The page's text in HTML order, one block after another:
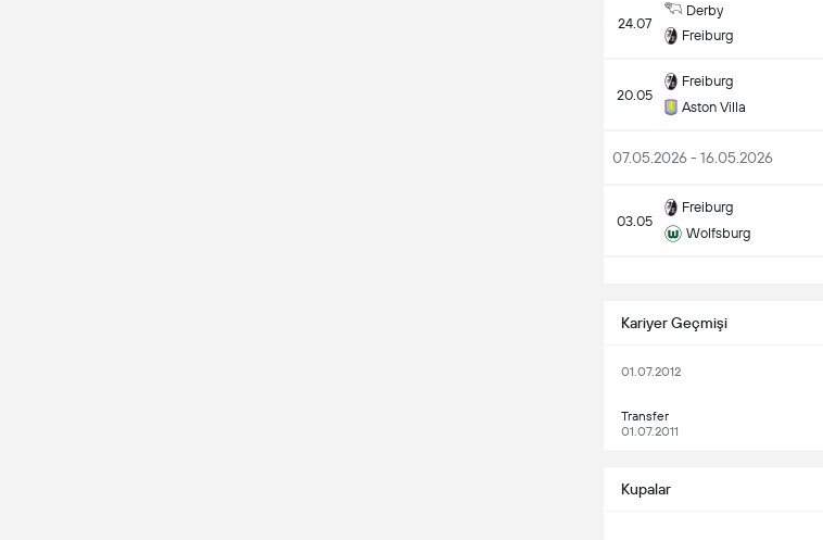
24.07
Derby
Freiburg
20.05
Freiburg
Aston Villa
07.05.2026 - 16.05.2026
03.05
Freiburg
Wolfsburg
Kariyer Geçmişi
01.07.2012
Transfer
01.07.2011
Kupalar